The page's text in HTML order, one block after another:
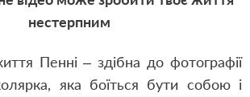
нестерпним
Пенні – здібна до фотографії
яка боїться бути собою і